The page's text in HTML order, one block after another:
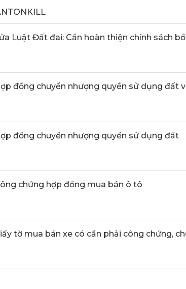
Luật Đất đai: Cần hoàn thiện chính sách
đồng chuyển nhượng quyền sử dụng đất
đồng chuyển nhượng quyền sử dụng đất
chứng hợp đồng mua bán ô tô
tờ mua bán xe có cần phải công chứng,